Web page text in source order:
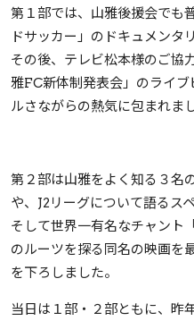
第１部では、山雅後援会でも
ドサッカー」のドキュメンタ
その後、テレビ松本様のご協
雅FC新体制発表会」のライ
ルさながらの熱気に包まれまし
第２部は山雅をよく知る３名
や、J2リーグについて語るス
そして世界一有名なチャン
のルーツを探る同名の映画を
を下ろしました。
当日は１部・２部ともに、昨